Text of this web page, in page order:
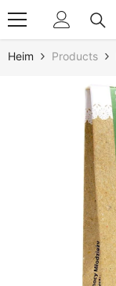
Heim Products